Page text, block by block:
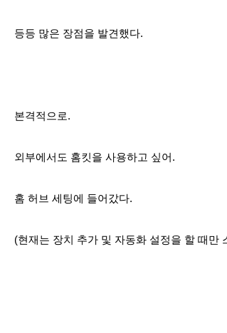
등등 많은 장점을 발견했다.
본격적으로.
외부에서도 홈킷을 사용하고 싶어.
홈 허브 세팅에 들어갔다.
(현재는 장치 추가 및 자동화 설정을 할 때만